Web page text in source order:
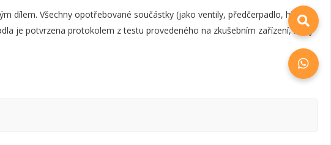
dílem. Všechny opotřebované součástky (jako ventily, předčerpadlo, hřídel,
je potvrzena protokolem z testu provedeného na zkušebním zařízení, který